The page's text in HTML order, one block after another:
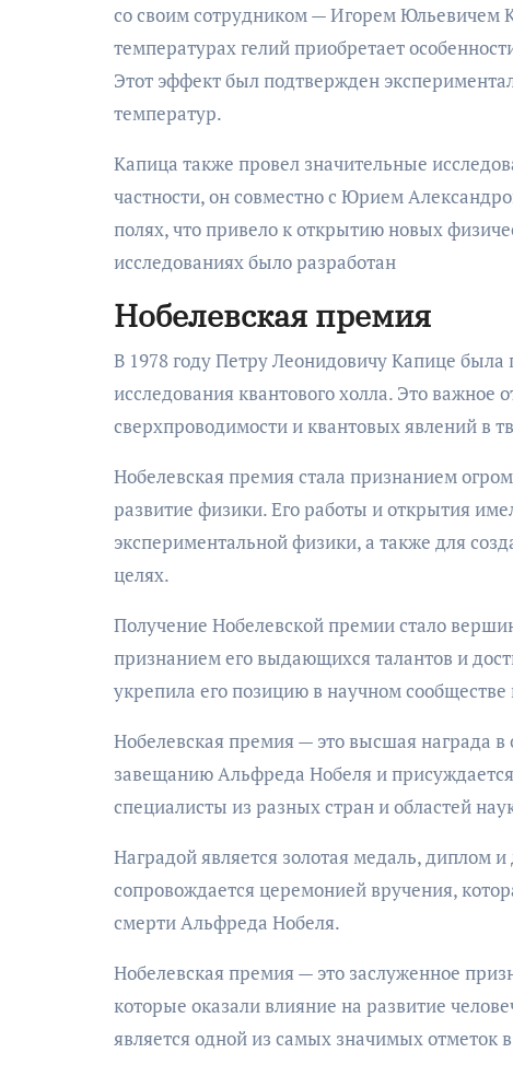
со своим сотрудником — Игорем Юльевичем
температурах гелий приобретает
Этот эффект был подтвержден
температур.
Капица также провел значительные
частности, он совместно с Юрием
полях, что привело к открытию новых
исследованиях было разработан
Нобелевская премия
В 1978 году Петру Леонидовичу Капице
исследования квантового холла. Это важное
сверхпроводимости и квантовых явлений в
Нобелевская премия стала признанием
развитие физики. Его работы и открытия
экспериментальной физики, а также для
целях.
Получение Нобелевской премии стало
признанием его выдающихся талантов и
укрепила его позицию в научном сообществе
Нобелевская премия — это высшая награда
завещанию Альфреда Нобеля и
специалисты из разных стран и областей
Наградой является золотая медаль, диплом
сопровождается церемонией вручения,
смерти Альфреда Нобеля.
Нобелевская премия — это заслуженное
которые оказали влияние на развитие
является одной из самых значимых отметок